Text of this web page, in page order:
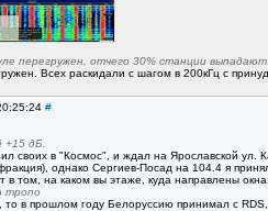
перегружен, отчего 30% станции
Всех раскидали с шагом в 200кГц с
#
дБ.
своих в "Космос", и ждал на Ярославской
однако Сергиев-Посад на 104.4 я
в том, на каком вы этаже, куда направлены
тропо
то в прошлом году Белоруссию принимал с